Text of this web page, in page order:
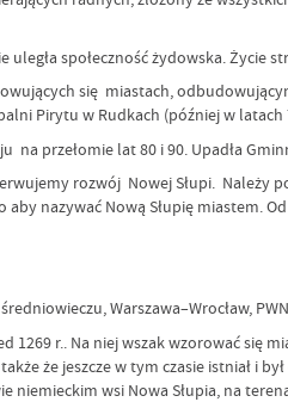
społeczność żydowska. Życie
się miastach,
Pirytu w Rudkach (później w
przełomie lat 80 i 90. Upadła
rozwój Nowej Słupi. Należy
nazywać Nową Słupię miastem.
Warszawa–Wrocław,
r.. Na niej wszak wzorować się
że jeszcze w tym czasie istniał i
wsi Nowa Słupia, na